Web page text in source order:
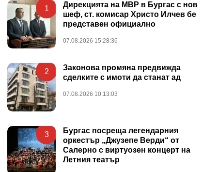
1
Дирекцията на МВР в Бургас с нов
шеф, ст. комисар Христо Илчев бе
представен официално
07.08.2026 15:28:36
2
Законова промяна предвижда
сделките с имоти да станат ад
07.08.2026 10:13:03
3
Бургас посреща легендарния
оркестър „Джузепе Верди“ от
Салерно с виртуозен концерт на
Летния театър